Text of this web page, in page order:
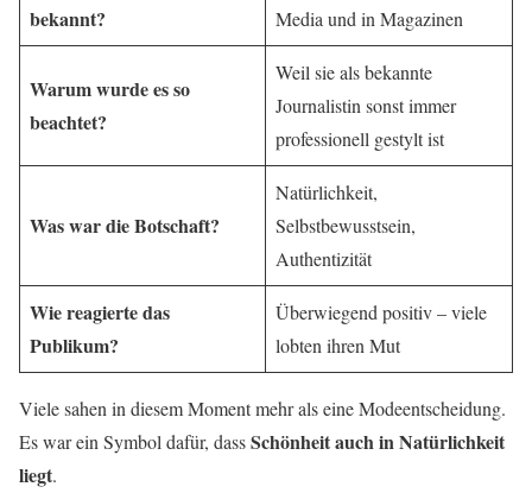
bekannt?
Media und in Magazinen
Warum wurde es so
beachtet?
Weil sie als bekannte
Journalistin sonst immer
professionell gestylt ist
Was war die Botschaft?
Natürlichkeit,
Selbstbewusstsein,
Authentizität
Wie reagierte das
Publikum?
Überwiegend positiv – viele
lobten ihren Mut
Viele sahen in diesem Moment mehr als eine Modeentscheidung.
Es war ein Symbol dafür, dassSchönheit auch in Natürlichkeit
liegt.